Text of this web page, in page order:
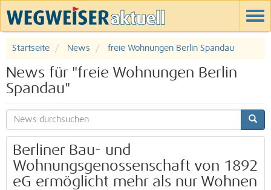
Startseite News freie Wohnungen Berlin Spandau
News für "freie Wohnungen Berlin
Spandau"
Berliner Bau- und
Wohnungsgenossenschaft von 1892
eG ermöglicht mehr als nur Wohnen